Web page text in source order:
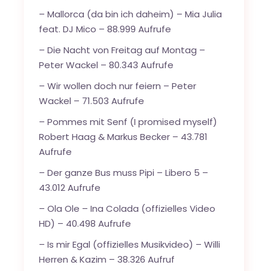
–Mallorca (da bin ich daheim) – Mia Julia
feat. DJ Mico – 88.999 Aufrufe
–Die Nacht von Freitag auf Montag –
Peter Wackel – 80.343 Aufrufe
–Wir wollen doch nur feiern – Peter
Wackel – 71.503 Aufrufe
–Pommes mit Senf (I promised myself)
Robert Haag & Markus Becker – 43.781
Aufrufe
–Der ganze Bus muss Pipi – Libero 5 –
43.012 Aufrufe
–Ola Ole – Ina Colada (offizielles Video
HD) – 40.498 Aufrufe
–Is mir Egal (offizielles Musikvideo) – Willi
Herren & Kazim – 38.326 Aufruf